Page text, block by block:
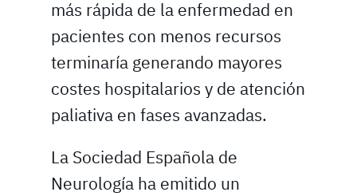
más rápida de la enfermedad en
pacientes con menos recursos
terminaría generando mayores
costes hospitalarios y de atención
paliativa en fases avanzadas.
La Sociedad Española de
Neurología ha emitido un